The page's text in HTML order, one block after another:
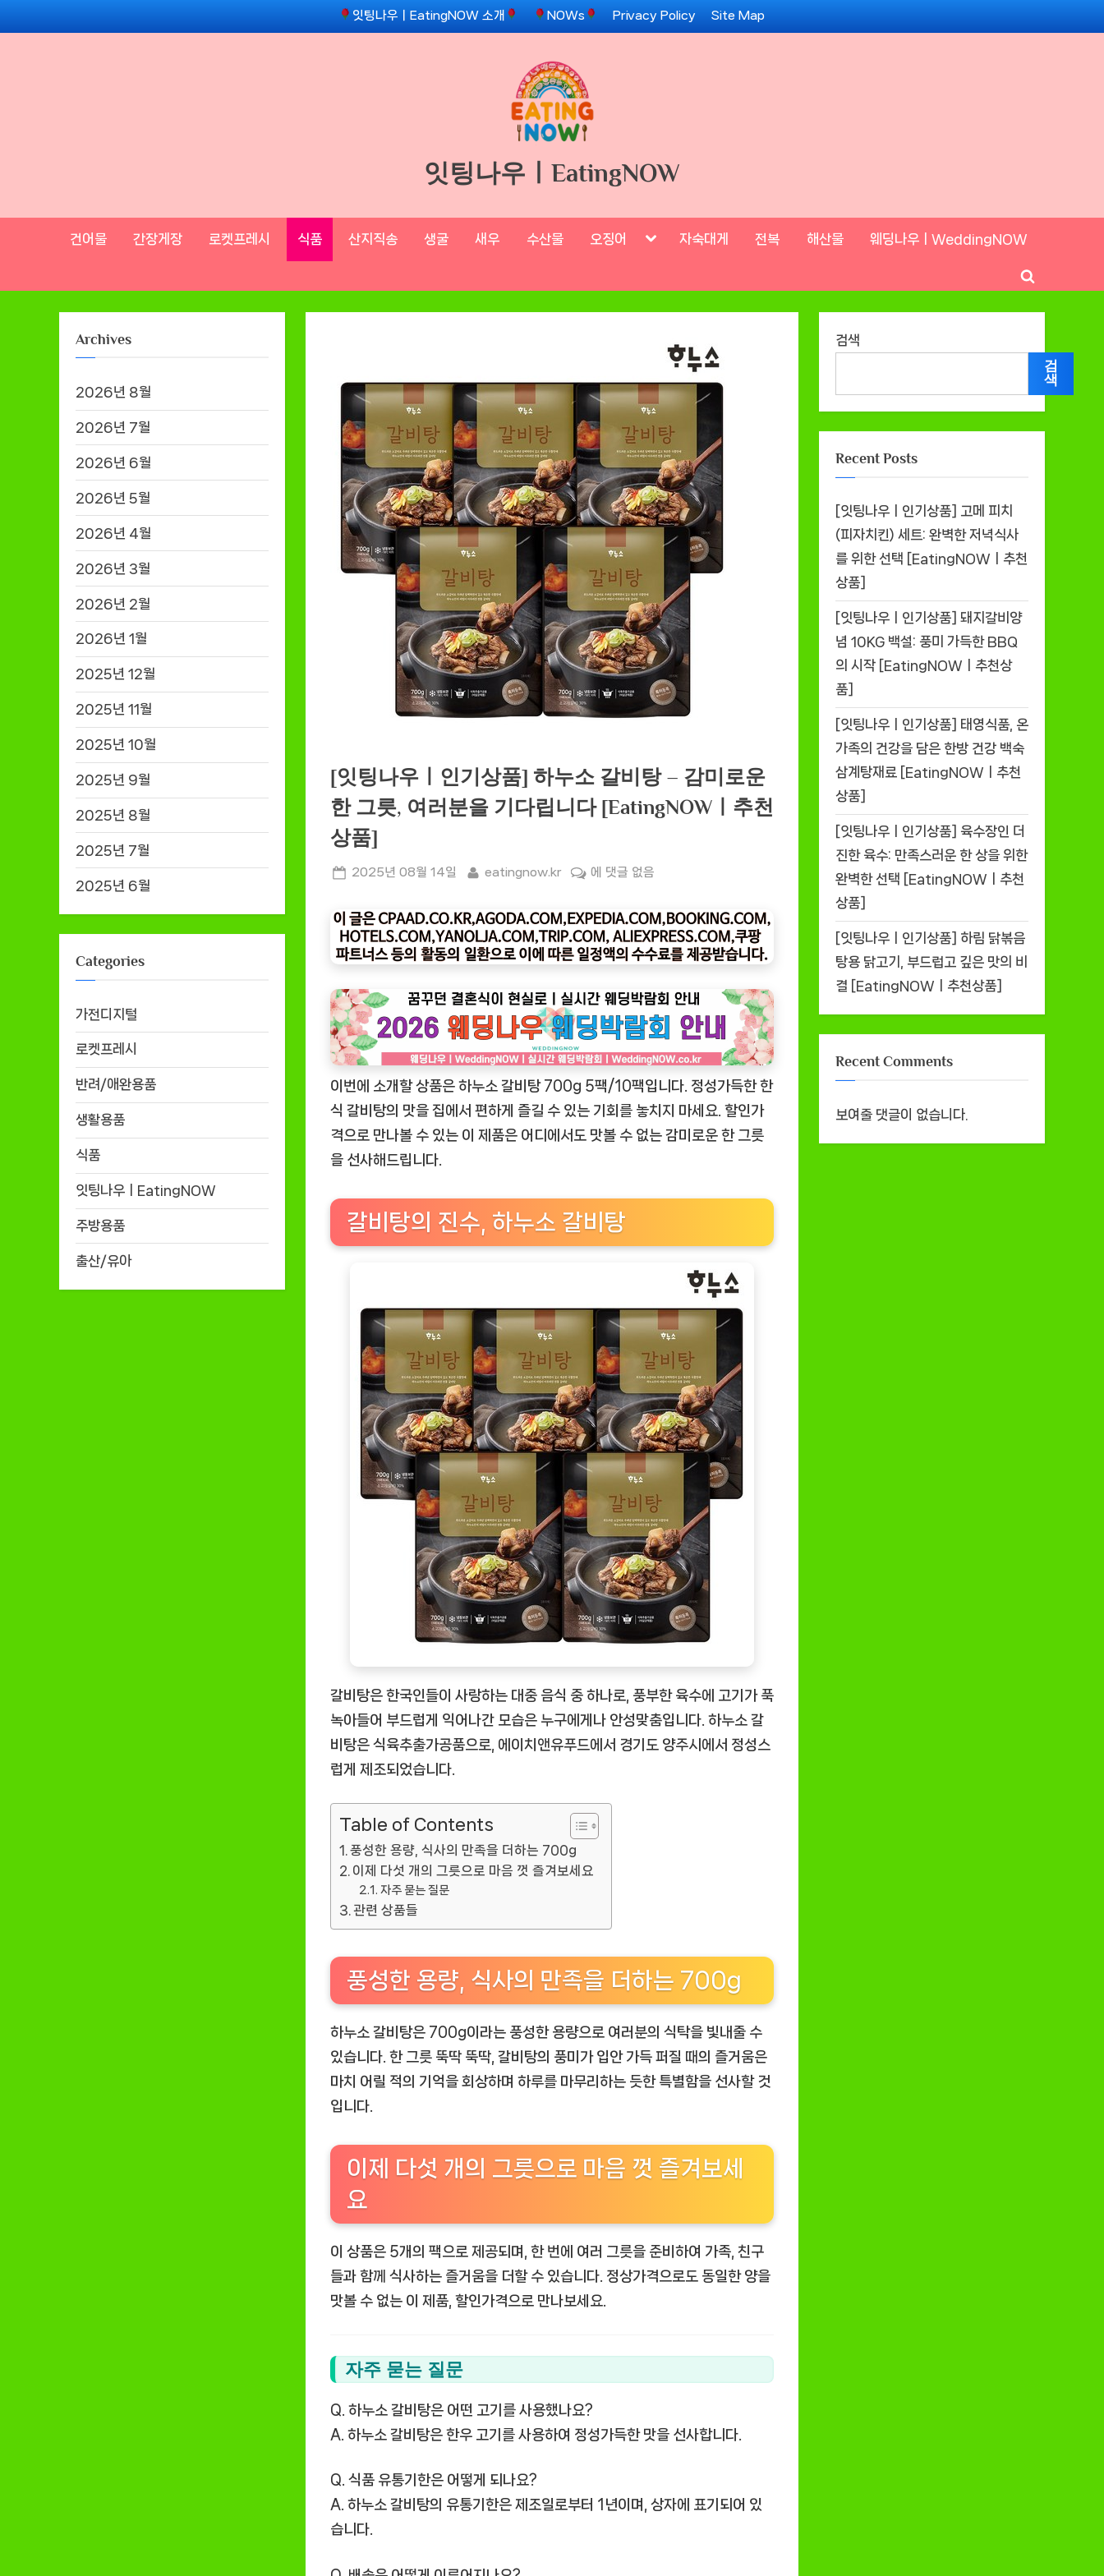
to
잇팅나우ㅣEatingNOW 소개 NOWs Privacy Policy Site Map
잇팅나우ㅣEatingNOW
건어물 간장게장 로켓프레시 식품 산지직송 생굴 새우 수산물 오징어 Toggle자숙대게 전복 해산물 웨딩나우ㅣWeddingNOW
Toggle
search
[잇팅나우ㅣ인기상품] 하누소 갈비탕 – 감미로운
한 그릇, 여러분을 기다립니다 [EatingNOWㅣ추천
상품]
Posted
2025년 08월 14일 By
eatingnow.kr
[잇
나
우
ㅣ
기
상
품]
하
누
소
갈
감
미
릇,
여
러
분
을
기
다
다
[EatingNOW
ㅣ
추
천
상
에 댓글 없음
이번에 소개할 상품은 하누소 갈비탕 700g 5팩/10팩입니다. 정성가득한 한
식 갈비탕의 맛을 집에서 편하게 즐길 수 있는 기회를 놓치지 마세요. 할인가
격으로 만나볼 수 있는 이 제품은 어디에서도 맛볼 수 없는 감미로운 한 그릇
을 선사해드립니다.
갈비탕의 진수, 하누소 갈비탕
갈비탕은 한국인들이 사랑하는 대중 음식 중 하나로, 풍부한 육수에 고기가 푹
녹아들어 부드럽게 익어나간 모습은 누구에게나 안성맞춤입니다. 하누소 갈
비탕은 식육추출가공품으로, 에이치앤유푸드에서 경기도 양주시에서 정성스
럽게 제조되었습니다.
Table of Contents
풍성한 용량, 식사의 만족을 더하는 700g
이제 다섯 개의 그릇으로 마음 껏 즐겨보세요
자주 묻는 질문
관련 상품들
풍성한 용량, 식사의 만족을 더하는 700g
하누소 갈비탕은 700g이라는 풍성한 용량으로 여러분의 식탁을 빛내줄 수
있습니다. 한 그릇 뚝딱 뚝딱, 갈비탕의 풍미가 입안 가득 퍼질 때의 즐거움은
마치 어릴 적의 기억을 회상하며 하루를 마무리하는 듯한 특별함을 선사할 것
입니다.
이제 다섯 개의 그릇으로 마음 껏 즐겨보세
요
이 상품은 5개의 팩으로 제공되며, 한 번에 여러 그릇을 준비하여 가족, 친구
들과 함께 식사하는 즐거움을 더할 수 있습니다. 정상가격으로도 동일한 양을
맛볼 수 없는 이 제품, 할인가격으로 만나보세요.
자주 묻는 질문
Q. 하누소 갈비탕은 어떤 고기를 사용했나요?
A. 하누소 갈비탕은 한우 고기를 사용하여 정성가득한 맛을 선사합니다.
Q. 식품 유통기한은 어떻게 되나요?
A. 하누소 갈비탕의 유통기한은 제조일로부터 1년이며, 상자에 표기되어 있
습니다.
Archives
2026년 8월
2026년 7월
2026년 6월
2026년 5월
2026년 4월
2026년 3월
2026년 2월
2026년 1월
2025년 12월
2025년 11월
2025년 10월
2025년 9월
2025년 8월
2025년 7월
2025년 6월
Categories
가전디지털
로켓프레시
반려/애완용품
생활용품
식품
잇팅나우ㅣEatingNOW
주방용품
출산/유아
검색
검
색
Recent Posts
[잇팅나우ㅣ인기상품] 고메 피치
(피자치킨) 세트: 완벽한 저녁식사
를 위한 선택 [EatingNOWㅣ추천
상품]
[잇팅나우ㅣ인기상품] 돼지갈비양
념 10KG 백설: 풍미 가득한 BBQ
의 시작 [EatingNOWㅣ추천상
품]
[잇팅나우ㅣ인기상품] 태영식품, 온
가족의 건강을 담은 한방 건강 백숙
삼계탕재료 [EatingNOWㅣ추천
상품]
[잇팅나우ㅣ인기상품] 육수장인 더
진한 육수: 만족스러운 한 상을 위한
완벽한 선택 [EatingNOWㅣ추천
상품]
[잇팅나우ㅣ인기상품] 하림 닭볶음
탕용 닭고기, 부드럽고 깊은 맛의 비
결 [EatingNOWㅣ추천상품]
Recent Comments
보여줄 댓글이 없습니다.